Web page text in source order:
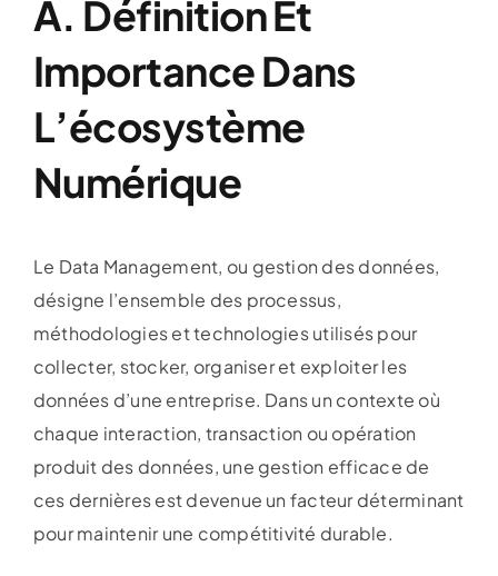
A. Définition Et
Importance Dans
L’écosystème
Numérique
Le Data Management, ou gestion des données,
désigne l’ensemble des processus,
méthodologies et technologies utilisés pour
collecter, stocker, organiser et exploiter les
données d’une entreprise. Dans un contexte où
chaque interaction, transaction ou opération
produit des données, une gestion efficace de
ces dernières est devenue un facteur déterminant
pour maintenir une compétitivité durable.